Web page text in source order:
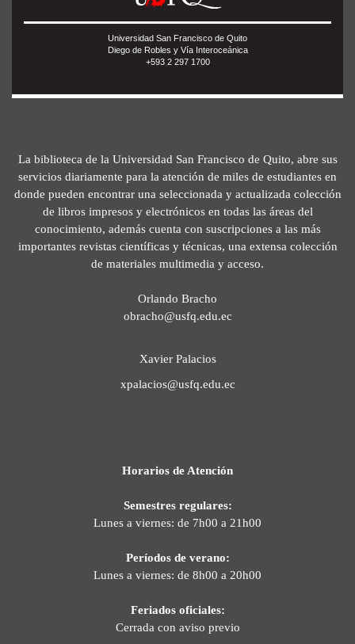
Universidad San Francisco de Quito
Diego de Robles y Vía Interoceánica
+593 2 297 1700
La biblioteca de la Universidad San Francisco de Quito, abre sus
servicios diariamente para la atención de miles de estudiantes en
donde pueden encontrar una seleccionada y actualizada colección
de libros impresos y electrónicos en todas las áreas del
conocimiento, además cuenta con suscripciones a las más
importantes revistas científicas y técnicas, una extensa colección
de materiales multimedia y acceso.
Orlando Bracho
obracho@usfq.edu.ec
Xavier Palacios
xpalacios@usfq.edu.ec
Horarios de Atención
Semestres regulares:
Lunes a viernes: de 7h00 a 21h00
Períodos de verano:
Lunes a viernes: de 8h00 a 20h00
Feriados oficiales:
Cerrada con aviso previo